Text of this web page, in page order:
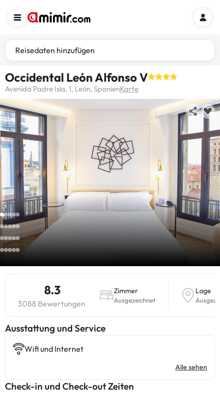
Reisedaten hinzufügen
Occidental León Alfonso V
Avenida Padre Isla, 1, León, SpanienKarte
8.3
3088 Bewertungen
Zimmer
Ausgezeichnet
Lage
​Ausstattung und Service
Wifi und Internet
Alle sehen
Check-in und Check-out Zeiten